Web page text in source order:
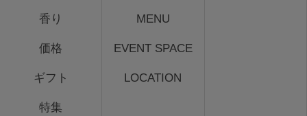
香り
価格
ギフト
特集
MENU
EVENT SPACE
LOCATION